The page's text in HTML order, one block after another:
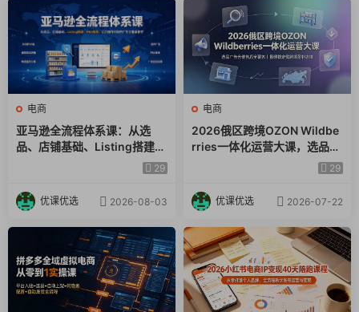
电商
亚马逊全流程体系课：从选
品、店铺基础、Listing搭建、
FBA备货、后台操作到站内广29
优课优选 2026-08-03
电商
2026俄区跨境OZON Wildbe
rries一体化运营大课，选品广
告仓储售后全覆盖，搭建稳定
29
优课优选 2026-07-22